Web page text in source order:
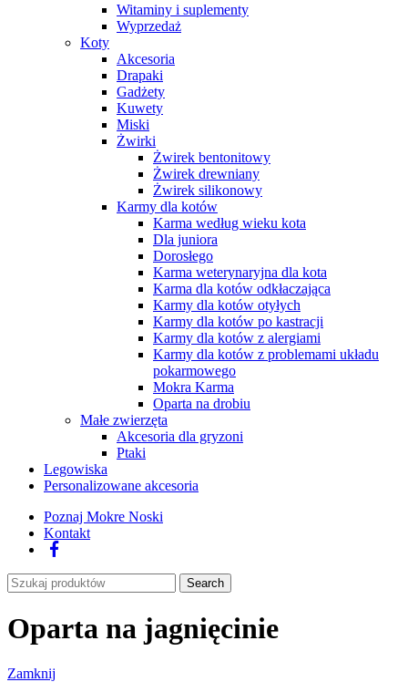
Witaminy i suplementy
Wyprzedaż
Koty
Akcesoria
Drapaki
Gadżety
Kuwety
Miski
Żwirki
Żwirek bentonitowy
Żwirek drewniany
Żwirek silikonowy
Karmy dla kotów
Karma według wieku kota
Dla juniora
Dorosłego
Karma weterynaryjna dla kota
Karma dla kotów odkłaczająca
Karmy dla kotów otyłych
Karmy dla kotów po kastracji
Karmy dla kotów z alergiami
Karmy dla kotów z problemami układu
pokarmowego
Mokra Karma
Oparta na drobiu
Małe zwierzęta
Akcesoria dla gryzoni
Ptaki
Legowiska
Personalizowane akcesoria
Poznaj Mokre Noski
Kontakt
Search
Oparta na jagnięcinie
Zamknij